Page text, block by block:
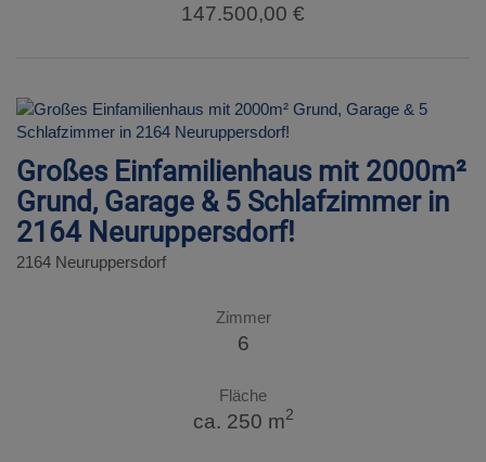
147.500,00 €
Großes Einfamilienhaus mit 2000m²
Grund, Garage & 5 Schlafzimmer in
2164 Neuruppersdorf!
2164 Neuruppersdorf
Zimmer
6
Fläche
ca. 250 m2